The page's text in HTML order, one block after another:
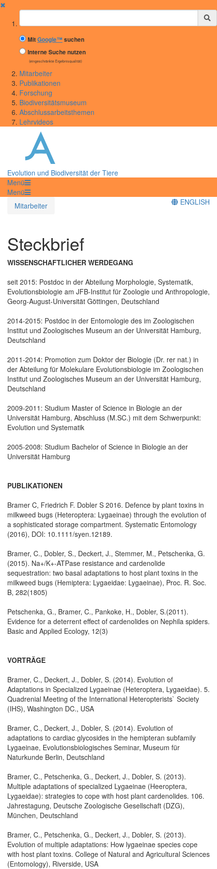
✖
Suchbegriff
MitGoogle™suchen
Interne Suche nutzen
(eingeschränkte Ergebnisqualität)
Mitarbeiter
Publikationen
Forschung
Biodiversitätsmuseum
Abschlussarbeitsthemen
Lehrvideos
Evolution und Biodiversität der Tiere
Menü
Menü
Mitarbeiter
ENGLISH
Steckbrief
WISSENSCHAFTLICHER WERDEGANG
seit 2015: Postdoc in der Abteilung Morphologie, Systematik,
Evolutionsbiologie am JFB-Institut für Zoologie und Anthropologie,
Georg-August-Universität Göttingen, Deutschland
2014-2015: Postdoc in der Entomologie des im Zoologischen
Institut und Zoologisches Museum an der Universität Hamburg,
Deutschland
2011-2014: Promotion zum Doktor der Biologie (Dr. rer nat.) in
der Abteilung für Molekulare Evolutionsbiologie im Zoologischen
Institut und Zoologisches Museum an der Universität Hamburg,
Deutschland
2009-2011: Studium Master of Science in Biologie an der
Universität Hamburg, Abschluss (M.SC.) mit dem Schwerpunkt:
Evolution und Systematik
2005-2008: Studium Bachelor of Science in Biologie an der
Universität Hamburg
PUBLIKATIONEN
Bramer C, Friedrich F. Dobler S 2016. Defence by plant toxins in
milkweed bugs (Heteroptera: Lygaeinae) through the evolution of
a sophisticated storage compartment. Systematic Entomology
(2016), DOI: 10.1111/syen.12189.
Bramer, C., Dobler, S., Deckert, J., Stemmer, M., Petschenka, G.
(2015). Na+/K+-ATPase resistance and cardenolide
sequestration: two basal adaptations to host plant toxins in the
milkweed bugs (Hemiptera: Lygaeidae: Lygaeinae), Proc. R. Soc.
B, 282(1805)
Petschenka, G., Bramer, C., Pankoke, H., Dobler, S.(2011).
Evidence for a deterrent effect of cardenolides on Nephila spiders.
Basic and Applied Ecology, 12(3)
VORTRÄGE
Bramer, C., Deckert, J., Dobler, S. (2014). Evolution of
Adaptations in Specialized Lygaeinae (Heteroptera, Lygaeidae). 5.
Quadrenial Meeting of the International Heteropterists` Society
(IHS), Washington DC., USA
Bramer, C., Deckert, J., Dobler, S. (2014). Evolution of
adaptations to cardiac glycosides in the hemipteran subfamily
Lygaeinae, Evolutionsbiologisches Seminar, Museum für
Naturkunde Berlin, Deutschland
Bramer, C., Petschenka, G., Deckert, J., Dobler, S. (2013).
Multiple adaptations of specialized Lygaeinae (Heeroptera,
Lygaeidae): strategies to cope with host plant cardenolides. 106.
Jahrestagung, Deutsche Zoologische Gesellschaft (DZG),
München, Deutschland
Bramer, C., Petschenka, G., Deckert, J., Dobler, S. (2013).
Evolution of multiple adaptations: How lygaeinae species cope
with host plant toxins. College of Natural and Agricultural Sciences
(Entomology), Riverside, USA